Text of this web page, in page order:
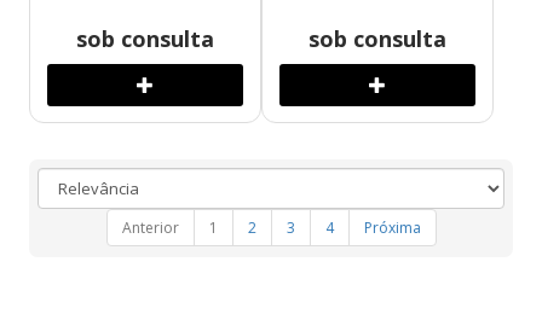
sob consulta sob consulta
Anterior 1 2 3 4 Próxima